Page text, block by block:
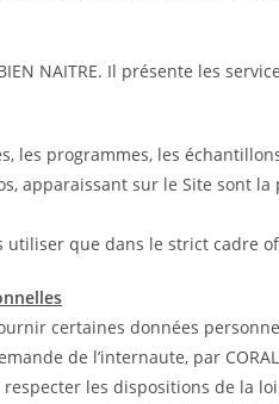
NAITRE. Il présente les
les programmes, les
apparaissant sur le Site sont
utiliser que dans le strict cadre
certaines données
de l’internaute, par
à respecter les dispositions de